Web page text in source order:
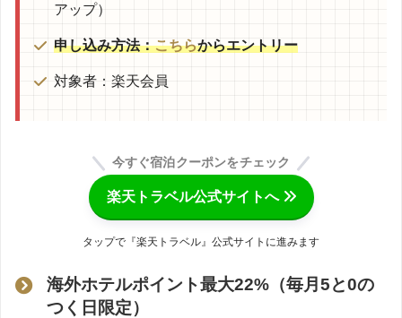
アップ）
申し込み方法：こちらからエントリー
対象者：楽天会員
今すぐ宿泊クーポンをチェック
楽天トラベル公式サイトへ
タップで『楽天トラベル』公式サイトに進みます
海外ホテルポイント最大22%（毎月5と0の
つく日限定）